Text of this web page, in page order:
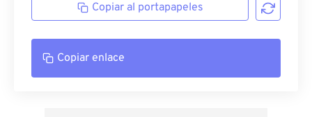
Copiar al portapapeles
Copiar enlace